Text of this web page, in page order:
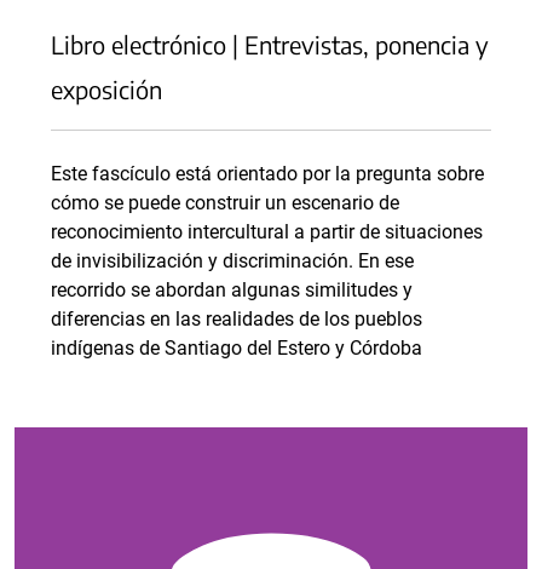
Libro electrónico | Entrevistas, ponencia y
exposición
Este fascículo está orientado por la pregunta sobre
cómo se puede construir un escenario de
reconocimiento intercultural a partir de situaciones
de invisibilización y discriminación. En ese
recorrido se abordan algunas similitudes y
diferencias en las realidades de los pueblos
indígenas de Santiago del Estero y Córdoba